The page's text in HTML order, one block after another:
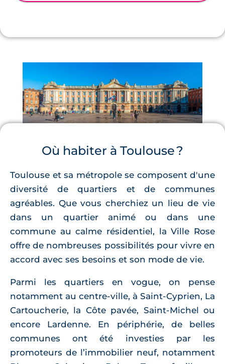
Où habiter à Toulouse ?
Toulouse et sa métropole se composent d'une
diversité de quartiers et de communes
agréables. Que vous cherchiez un lieu de vie
dans un quartier animé ou dans une
commune au calme résidentiel, la Ville Rose
offre de nombreuses possibilités pour vivre en
accord avec ses besoins et son mode de vie.
Parmi les quartiers en vogue, on pense
notamment au centre-ville, à Saint-Cyprien, La
Cartoucherie, la Côte pavée, Saint-Michel ou
encore Lardenne. En périphérie, de belles
communes ont été investies par les
promoteurs de l’immobilier neuf, notamment